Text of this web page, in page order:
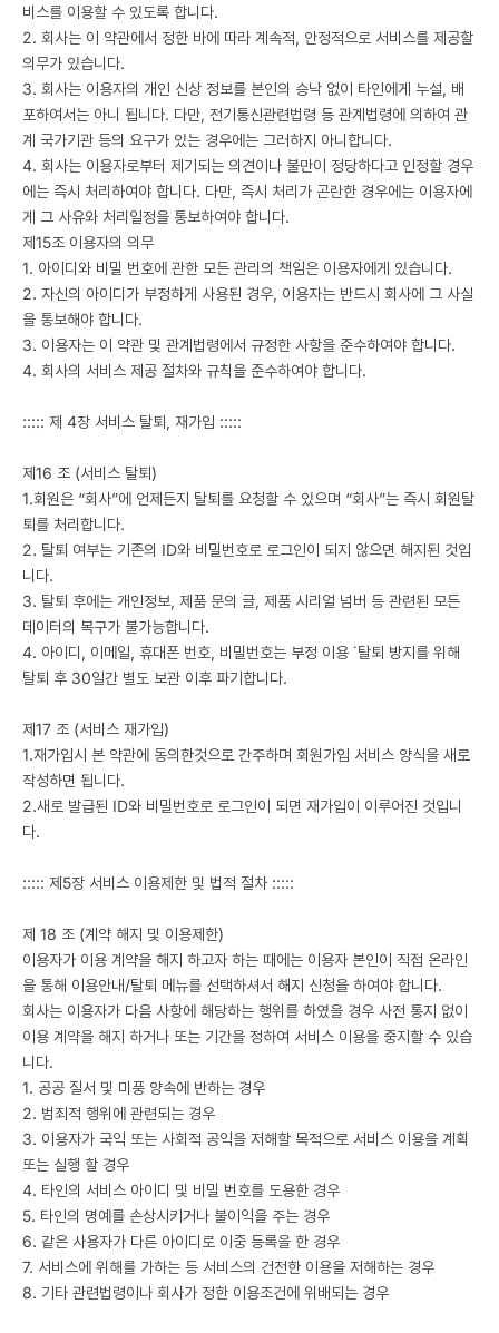
비스를 이용할 수 있도록 합니다.
2. 회사는 이 약관에서 정한 바에 따라 계속적, 안정적으로 서비스를 제공할
의무가 있습니다.
3. 회사는 이용자의 개인 신상 정보를 본인의 승낙 없이 타인에게 누설, 배
포하여서는 아니 됩니다. 다만, 전기통신관련법령 등 관계법령에 의하여 관
계 국가기관 등의 요구가 있는 경우에는 그러하지 아니합니다.
4. 회사는 이용자로부터 제기되는 의견이나 불만이 정당하다고 인정할 경우
에는 즉시 처리하여야 합니다. 다만, 즉시 처리가 곤란한 경우에는 이용자에
게 그 사유와 처리일정을 통보하여야 합니다.
제15조 이용자의 의무
1. 아이디와 비밀 번호에 관한 모든 관리의 책임은 이용자에게 있습니다.
2. 자신의 아이디가 부정하게 사용된 경우, 이용자는 반드시 회사에 그 사실
을 통보해야 합니다.
3. 이용자는 이 약관 및 관계법령에서 규정한 사항을 준수하여야 합니다.
4. 회사의 서비스 제공 절차와 규칙을 준수하여야 합니다.
::::: 제 4장 서비스 탈퇴, 재가입 :::::
제16 조 (서비스 탈퇴)
1.회원은 “회사”에 언제든지 탈퇴를 요청할 수 있으며 “회사”는 즉시 회원탈
퇴를 처리합니다.
2. 탈퇴 여부는 기존의 ID와 비밀번호로 로그인이 되지 않으면 해지된 것입
니다.
3. 탈퇴 후에는 개인정보, 제품 문의 글, 제품 시리얼 넘버 등 관련된 모든
데이터의 복구가 불가능합니다.
4. 아이디, 이메일, 휴대폰 번호, 비밀번호는 부정 이용 ̇ 탈퇴 방지를 위해
탈퇴 후 30일간 별도 보관 이후 파기합니다.
제17 조 (서비스 재가입)
1.재가입시 본 약관에 동의한것으로 간주하며 회원가입 서비스 양식을 새로
작성하면 됩니다.
2.새로 발급된 ID와 비밀번호로 로그인이 되면 재가입이 이루어진 것입니
다.
::::: 제5장 서비스 이용제한 및 법적 절차 :::::
제 18 조 (계약 해지 및 이용제한)
이용자가 이용 계약을 해지 하고자 하는 때에는 이용자 본인이 직접 온라인
을 통해 이용안내/탈퇴 메뉴를 선택하셔서 해지 신청을 하여야 합니다.
회사는 이용자가 다음 사항에 해당하는 행위를 하였을 경우 사전 통지 없이
이용 계약을 해지 하거나 또는 기간을 정하여 서비스 이용을 중지할 수 있습
니다.
1. 공공 질서 및 미풍 양속에 반하는 경우
2. 범죄적 행위에 관련되는 경우
3. 이용자가 국익 또는 사회적 공익을 저해할 목적으로 서비스 이용을 계획
또는 실행 할 경우
4. 타인의 서비스 아이디 및 비밀 번호를 도용한 경우
5. 타인의 명예를 손상시키거나 불이익을 주는 경우
6. 같은 사용자가 다른 아이디로 이중 등록을 한 경우
7. 서비스에 위해를 가하는 등 서비스의 건전한 이용을 저해하는 경우
8. 기타 관련법령이나 회사가 정한 이용조건에 위배되는 경우